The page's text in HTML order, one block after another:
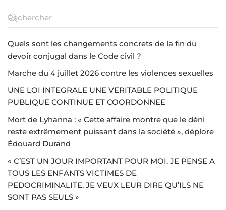
Quels sont les changements concrets de la fin du
devoir conjugal dans le Code civil ?
Marche du 4 juillet 2026 contre les violences sexuelles
UNE LOI INTEGRALE UNE VERITABLE POLITIQUE
PUBLIQUE CONTINUE ET COORDONNEE
Mort de Lyhanna : « Cette affaire montre que le déni
reste extrêmement puissant dans la société », déplore
Édouard Durand
« C’EST UN JOUR IMPORTANT POUR MOI. JE PENSE A
TOUS LES ENFANTS VICTIMES DE
PEDOCRIMINALITE. JE VEUX LEUR DIRE QU’ILS NE
SONT PAS SEULS »